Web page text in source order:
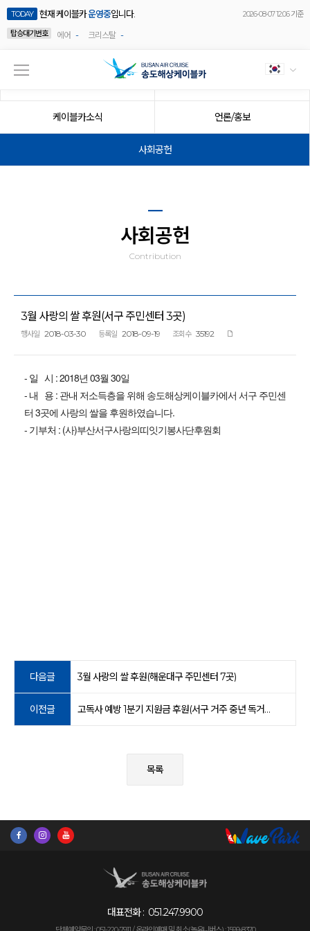
TODAY 현재 케이블카운영중입니다.
2026-08-07 12:06 기준
탑승대기번호
에어 - 크리스탈 -
케이블카소식 언론/홍보
사회공헌
사회공헌
Contribution
3월 사랑의 쌀 후원(서구 주민센터 3곳)
행사일 2018-03-30 등록일 2018-09-19 조회수 35192
- 일 시 : 2018년 03월 30일
- 내 용 : 관내 저소득층을 위해 송도해상케이블카에서 서구 주민센
터 3곳에 사랑의 쌀을 후원하였습니다.
- 기부처 : (사)부산서구사랑의띠잇기봉사단후원회
다음글 3월 사랑의 쌀 후원(해운대구 주민센터 7곳)
이전글 고독사 예방 1분기 지원금 후원(서구 거주 중년 독거남)
목록
대표전화 : 051.247.9900